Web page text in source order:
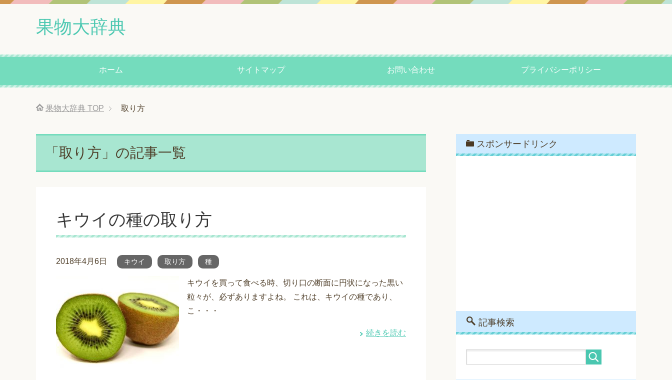
果物大辞典
ホーム サイトマップ お問い合わせ プライバシーポリシー
果物大辞典 TOP 取り方
「取り方」の記事一覧
キウイの種の取り方
2018年4月6日 キウイ 取り方 種
キウイを買って食べる時、切り口の断面に円状になった黒い
粒々が、必ずありますよね。 これは、キウイの種であり、
こ・・・
続きを読む
スポンサードリンク
記事検索